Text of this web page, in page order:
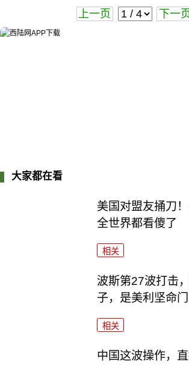
上一页 下一
大家都在看
美国对盟友捅刀！
全世界都看傻了
相关
波斯第27波打击
子，是美利坚命门
相关
中国这波操作，